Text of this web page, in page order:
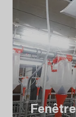
Fenêtre